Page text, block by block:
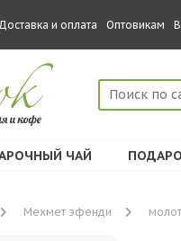
Доставка и оплата Оптовикам
ЧАЙ
Мехмет эфенди